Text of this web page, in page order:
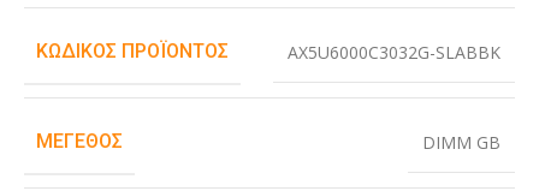
ΚΩΔΙΚΌΣ ΠΡΟΪΌΝΤΟΣ AX5U6000C3032G-SLABBK
ΜΈΓΕΘΟΣ DIMM GB